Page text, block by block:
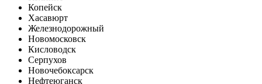
Копейск
Хасавюрт
Железнодорожный
Новомосковск
Кисловодск
Серпухов
Новочебоксарск
Нефтеюганск